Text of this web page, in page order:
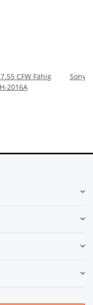
CFW Fähig
2016A
Sony